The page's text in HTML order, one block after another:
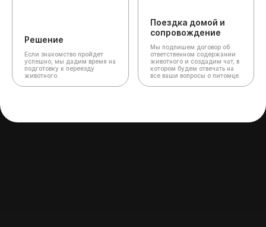
Решение
Если знакомство пройдет
успешно, мы дадим время на
подготовку к переезду
животного.
Поездка домой и
сопровождение
Мы подпишем договор об
ответственном содержании
животного и создадим чат, в
котором будем отвечать на
все ваши вопросы о питомце.